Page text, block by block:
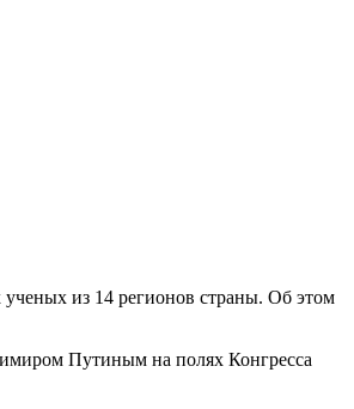
из 14 регионов страны. Об этом
Путиным на полях Конгресса